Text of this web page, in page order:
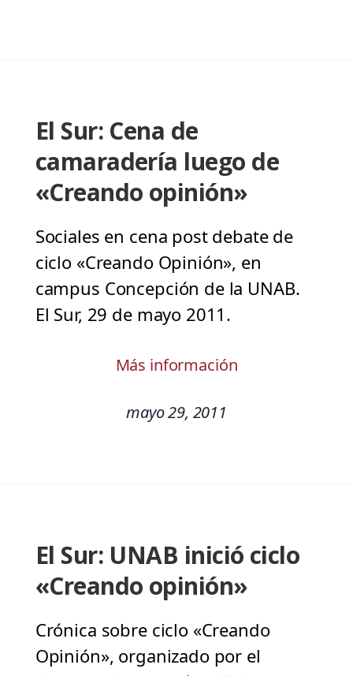
El Sur: Cena de
camaradería luego de
«Creando opinión»
Sociales en cena post debate de
ciclo «Creando Opinión», en
campus Concepción de la UNAB.
El Sur, 29 de mayo 2011.
Más información
mayo 29, 2011
El Sur: UNAB inició ciclo
«Creando opinión»
Crónica sobre ciclo «Creando
Opinión», organizado por el